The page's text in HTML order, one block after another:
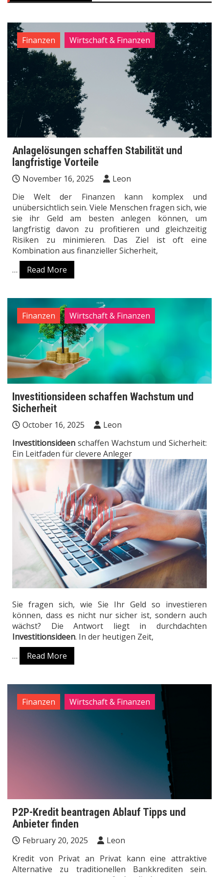
Finanzen Wirtschaft & Finanzen
Anlagelösungen schaffen Stabilität und
langfristige Vorteile
November 16, 2025
Leon
Die Welt der Finanzen kann komplex und
unübersichtlich sein. Viele Menschen fragen sich, wie
sie ihr Geld am besten anlegen können, um
langfristig davon zu profitieren und gleichzeitig
Risiken zu minimieren. Das Ziel ist oft eine
Kombination aus finanzieller Sicherheit,
…
Read More
Finanzen Wirtschaft & Finanzen
Investitionsideen schaffen Wachstum und
Sicherheit
October 16, 2025
Leon
Investitionsideen schaffen Wachstum und Sicherheit:
Ein Leitfaden für clevere Anleger
Sie fragen sich, wie Sie Ihr Geld so investieren
können, dass es nicht nur sicher ist, sondern auch
wächst? Die Antwort liegt in durchdachten
Investitionsideen. In der heutigen Zeit,
…
Read More
Finanzen Wirtschaft & Finanzen
P2P-Kredit beantragen Ablauf Tipps und
Anbieter finden
February 20, 2025
Leon
Kredit von Privat an Privat kann eine attraktive
Alternative zu traditionellen Bankkrediten sein.